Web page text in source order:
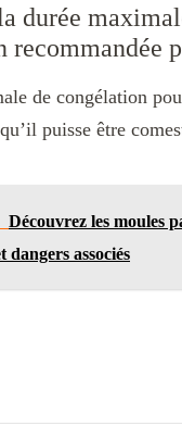
durée
recommandée
de congélation
puisse être
Découvrez les moules
dangers associés